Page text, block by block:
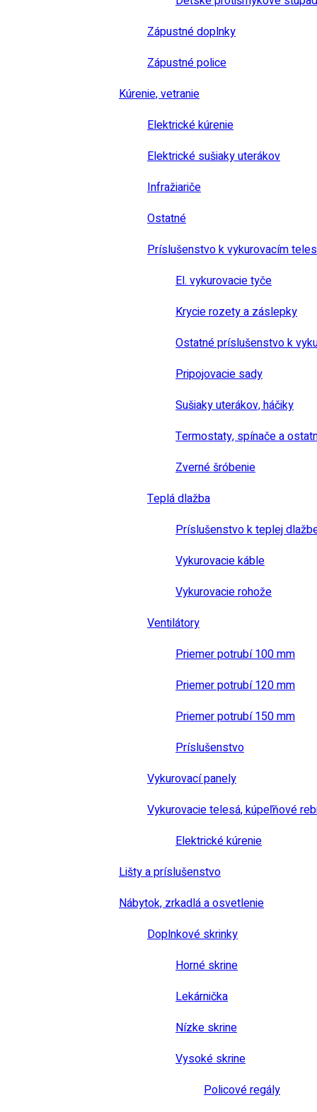
Zápustné doplnky
Zápustné police
Kúrenie, vetranie
Elektrické kúrenie
Elektrické sušiaky uterákov
Infražiariče
Ostatné
Príslušenstvo k vykurovacím
El. vykurovacie tyče
Krycie rozety a záslepky
Ostatné príslušenstvo k
Pripojovacie sady
Sušiaky uterákov, háčiky
Termostaty, spínače a
Zverné šróbenie
Teplá dlažba
Príslušenstvo k teplej
Vykurovacie káble
Vykurovacie rohože
Ventilátory
Priemer potrubí 100 mm
Priemer potrubí 120 mm
Priemer potrubí 150 mm
Príslušenstvo
Vykurovací panely
Vykurovacie telesá, kúpeľňové
Elektrické kúrenie
Lišty a príslušenstvo
Nábytok, zrkadlá a osvetlenie
Doplnkové skrinky
Horné skrine
Lekárnička
Nízke skrine
Vysoké skrine
Policové regály